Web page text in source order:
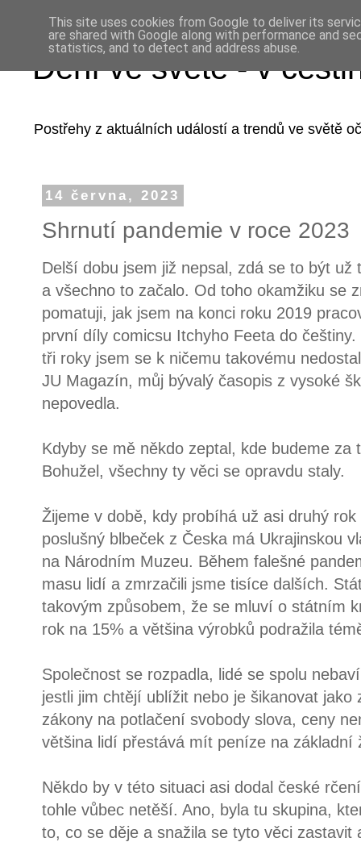
Dění ve světě - v
Postřehy z aktuálních událostí a trendů ve světě
14 června, 2023
Shrnutí pandemie v roce 2023
Delší dobu jsem již nepsal, zdá se to být
a všechno to začalo. Od toho okamžiku se
pomatuji, jak jsem na konci roku 2019
první díly comicsu Itchyho Feeta do
tři roky jsem se k ničemu takovému
JU Magazín, můj bývalý časopis z vysoké
nepovedla.
Kdyby se mě někdo zeptal, kde budeme za
Bohužel, všechny ty věci se opravdu staly.
Žijeme v době, kdy probíhá už asi druhý
poslušný blbeček z Česka má Ukrajinskou
na Národním Muzeu. Během falešné
masu lidí a zmrzačili jsme tisíce dalších.
takovým způsobem, že se mluví o státním
rok na 15% a většina výrobků podražila
Společnost se rozpadla, lidé se spolu
jestli jim chtějí ublížit nebo je šikanovat jako
zákony na potlačení svobody slova, ceny
většina lidí přestává mít peníze na základní
Někdo by v této situaci asi dodal české
tohle vůbec netěší. Ano, byla tu skupina,
to, co se děje a snažila se tyto věci zastavit
This site uses cookies from Google to deliver its
are shared with Google along with performance and
statistics, and to detect and address abuse.